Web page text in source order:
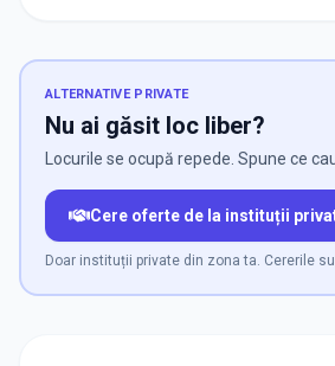
ALTERNATIVE PRIVATE
Nu ai găsit loc liber?
Locurile se ocupă repede. Spune ce
Cere oferte de la instituții
Doar instituții private din zona ta. Cererile